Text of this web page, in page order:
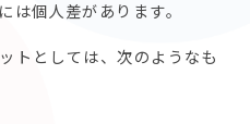
は個人差があります。
トとしては、次のようなも